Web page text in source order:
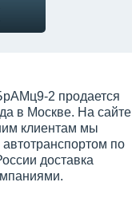
2 продается
в Москве. На сайте
клиентам мы
по
доставка